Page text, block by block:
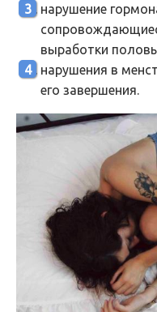
нарушение
выработки
нарушения в
его завершения.